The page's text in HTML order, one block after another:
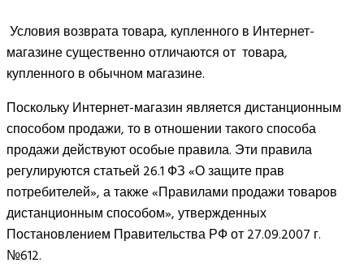
Условия возврата товара, купленного в Интернет-
магазине существенно отличаются от товара,
купленного в обычном магазине.
Поскольку Интернет-магазин является дистанционным
способом продажи, то в отношении такого способа
продажи действуют особые правила. Эти правила
регулируются статьей 26.1 ФЗ «О защите прав
потребителей», а также «Правилами продажи товаров
дистанционным способом», утвержденных
Постановлением Правительства РФ от 27.09.2007 г.
№612.